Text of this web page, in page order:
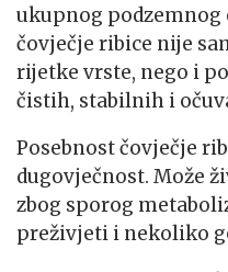
ukupnog podzemnog
čovječje ribice nije
rijetke vrste, nego i
čistih, stabilnih i
Posebnost čovječje
dugovječnost. Može
zbog sporog
preživjeti i nekoliko